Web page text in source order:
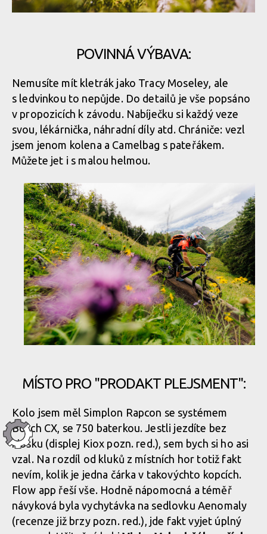
7600 metrů z kopce na 160 km
Report: ALLAROUND 2024 - třídenní etapák z Aosty do Aosty -
POVINNÁ VÝBAVA:
Nemusíte mít kletrák jako Tracy Moseley, ale
s ledvinkou to nepůjde. Do detailů je vše popsáno
v propozicích k závodu. Nabíječku si každý veze
svou, lékárnička, náhradní díly atd. Chrániče: vezl
jsem jenom kolena a Camelbag s pateřákem.
Můžete jet i s malou helmou.
MÍSTO PRO "PRODAKT PLEJSMENT":
Kolo jsem měl Simplon Rapcon se systémem
Bosch CX, se 750 baterkou. Jestli jezdíte bez
kiosku (displej Kiox pozn. red.), sem bych si ho asi
vzal. Na rozdíl od kluků z místních hor totiž fakt
nevím, kolik je jedna čárka v takovýchto kopcích.
Flow app řeší vše. Hodně nápomocná a téměř
návyková byla vychytávka na sedlovku Aenomaly
(recenze již brzy pozn. red.), jde fakt vyjet úplný